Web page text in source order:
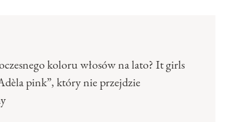
koloru włosów na lato? It girls
pink”, który nie przejdzie